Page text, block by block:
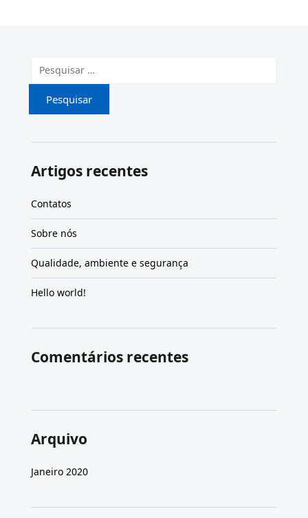
Pesquisar por:
Artigos recentes
Contatos
Sobre nós
Qualidade, ambiente e segurança
Hello world!
Comentários recentes
Arquivo
Janeiro 2020